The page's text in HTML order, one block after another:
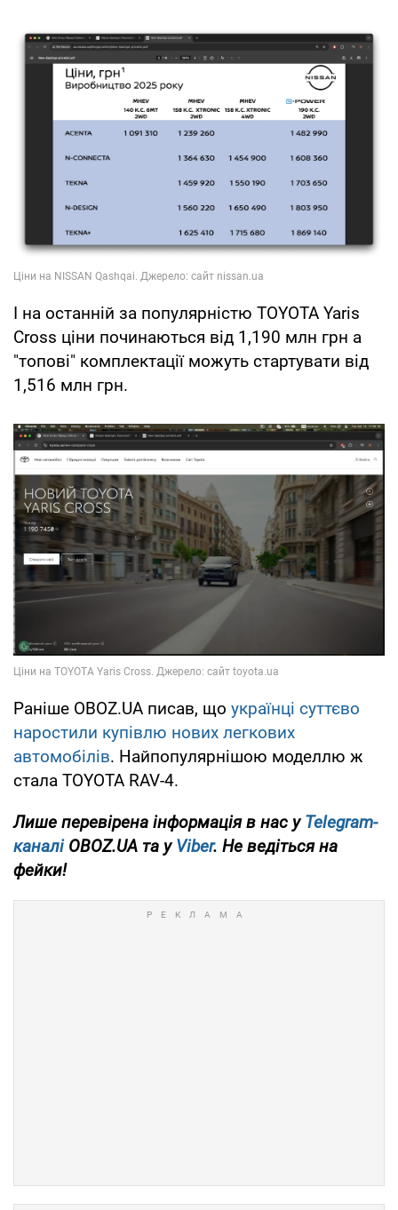
І на останній за популярністю TOYOTA Yaris
Cross ціни починаються від 1,190 млн грн а
"топові" комплектації можуть стартувати від
1,516 млн грн.
Раніше OBOZ.UA писав, що українці суттєво
наростили купівлю нових легкових
автомобілів. Найпопулярнішою моделлю ж
стала TOYOTA RAV-4.
Лише перевірена інформація в нас уTelegram-
каналіOBOZ.UA та уViber. Не ведіться на
фейки!